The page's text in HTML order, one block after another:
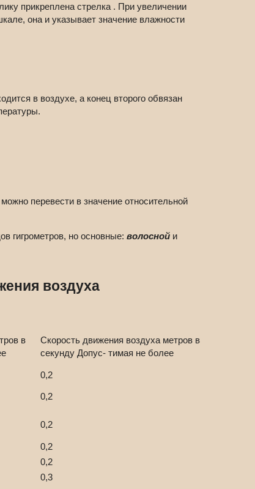
прикреплена стрелка . При увеличении
она и указывает значение влажности
в воздухе, а конец второго обвязан
перевести в значение относительной
гигрометров, но основные: волосной и
воздуха
в
Скорость движения воздуха метров в
секунду Допус- тимая не более
0,2
0,2
0,2
0,2
0,2
0,3